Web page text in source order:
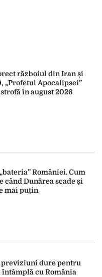
războiul din Iran și
„Profetul Apocalipsei”
în august 2026
României. Cum
Dunărea scade și
mai puțin
previziuni dure pentru
întâmplă cu România